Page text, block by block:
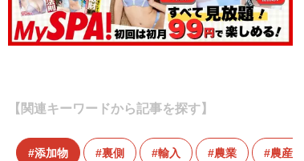
【関連キーワードから記事を探す】
添加物 裏側 輸入 農業 農産物